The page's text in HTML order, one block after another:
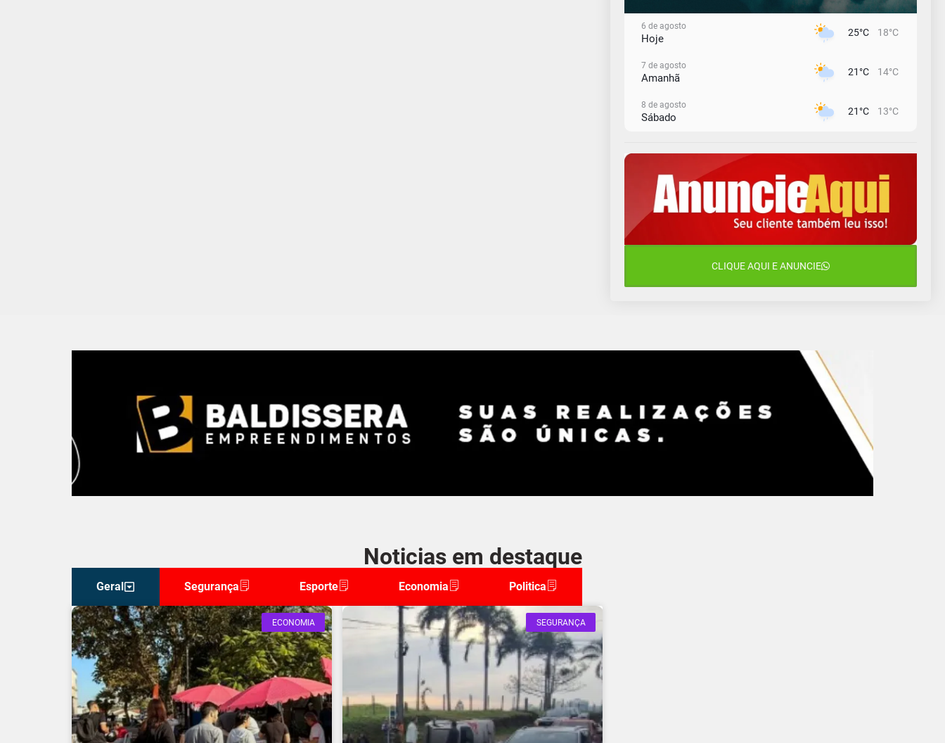
6 de agosto
Hoje 25°C 18°C
7 de agosto
Amanhã 21°C 14°C
8 de agosto
Sábado 21°C 13°C
Domingo
10 de agosto
Segunda-Feira
11 de agosto
15°C 10°C
CLIQUE AQUI E ANUNCIE
Noticias em destaque
Geral Segurança Esporte Economia Politica
ECONOMIA SEGURANÇA